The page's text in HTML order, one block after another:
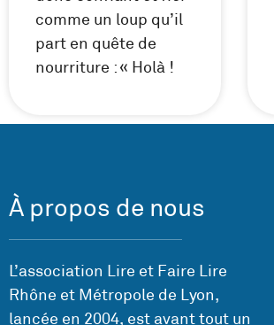
comme un loup qu’il
part en quête de
nourriture : « Holà !
À propos de nous
L’association Lire et Faire Lire
Rhône et Métropole de Lyon,
lancée en 2004, est avant tout un